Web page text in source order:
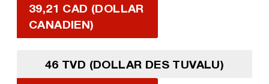
39,21 CAD (DOLLAR
CANADIEN)
46 TVD (DOLLAR DES TUVALU)